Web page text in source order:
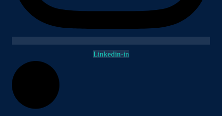
Linkedin-in